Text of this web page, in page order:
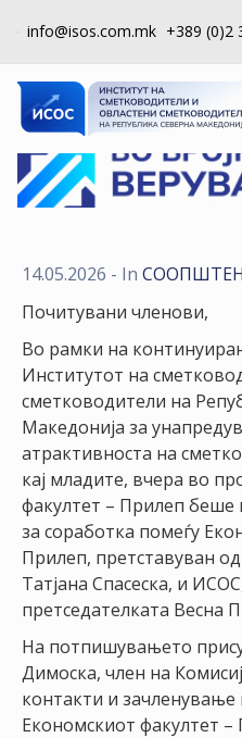
info@isos.com.mk +389 (0)2
ЗА
НАС
РЕГИСТРИ
КОНТРОЛА
КВАЛИТЕТ
КАКО
ДА
СТАНАМ
ЧЛЕН
НАСТАНИ
КОНТАКТ
НАЈАВА
ЗА
ЧЛЕНОВИ
АЖУРИРАЈ
ПОДАТОЦИ
14.05.2026 - In
Почитувани членови,
Во рамки на
Институтот на
сметководители на
Македонија за
атрактивноста на
кај младите, вчера во
факултет – Прилеп
за соработка помеѓу
Прилеп, претставуван
Татјана Спасеска, и
претседателката Весна
На потпишувањето
Димоска, член на
контакти и
Економскиот факултет –